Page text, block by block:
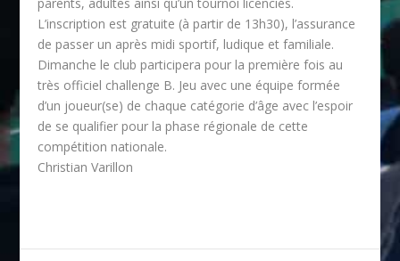
L’inscription est gratuite (à partir de 13h30), l’assurance
de passer un après midi sportif, ludique et familiale.
Dimanche le club participera pour la première fois au
très officiel challenge B. Jeu avec une équipe formée
d’un joueur(se) de chaque catégorie d’âge avec l’espoir
de se qualifier pour la phase régionale de cette
compétition nationale.
Christian Varillon